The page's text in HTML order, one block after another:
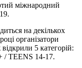
міжнародний
на декількох
організатори
5 категорій:
TEENS 14-17.